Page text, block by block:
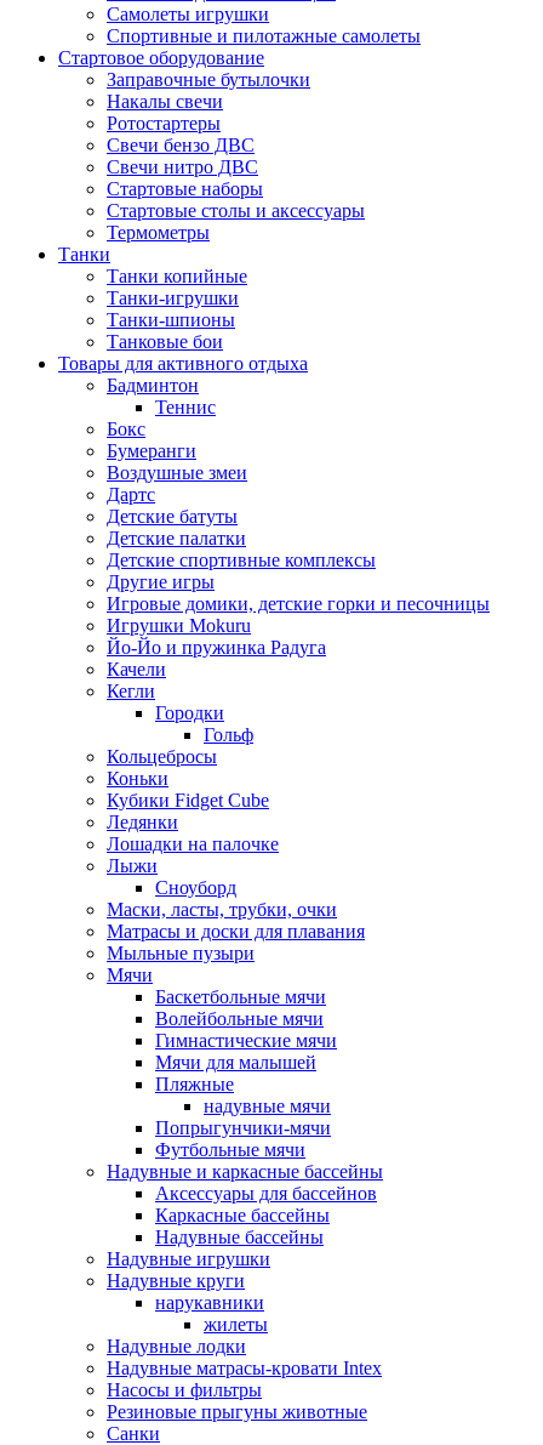
Самолеты игрушки
Спортивные и пилотажные самолеты
Стартовое оборудование
Заправочные бутылочки
Накалы свечи
Ротостартеры
Свечи бензо ДВС
Свечи нитро ДВС
Стартовые наборы
Стартовые столы и аксессуары
Термометры
Танки
Танки копийные
Танки-игрушки
Танки-шпионы
Танковые бои
Товары для активного отдыха
Бадминтон
Теннис
Бокс
Бумеранги
Воздушные змеи
Дартс
Детские батуты
Детские палатки
Детские спортивные комплексы
Другие игры
Игровые домики, детские горки и песочницы
Игрушки Mokuru
Йо-Йо и пружинка Радуга
Качели
Кегли
Городки
Гольф
Кольцебросы
Коньки
Кубики Fidget Cube
Ледянки
Лошадки на палочке
Лыжи
Сноуборд
Маски, ласты, трубки, очки
Матрасы и доски для плавания
Мыльные пузыри
Мячи
Баскетбольные мячи
Волейбольные мячи
Гимнастические мячи
Мячи для малышей
Пляжные
надувные мячи
Попрыгунчики-мячи
Футбольные мячи
Надувные и каркасные бассейны
Аксессуары для бассейнов
Каркасные бассейны
Надувные бассейны
Надувные игрушки
Надувные круги
нарукавники
жилеты
Надувные лодки
Надувные матрасы-кровати Intex
Насосы и фильтры
Резиновые прыгуны животные
Санки